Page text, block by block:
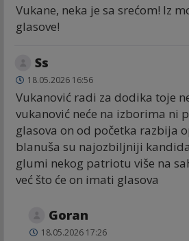
Vukane, neka je sa srećom! Iz
glasove!
Ss
18.05.2026 16:56
Vukanović radi za dodika toje
vukanović neće na izborima ni
glasova on od početka razbija
blanuša su najozbiljniji
glumi nekog patriotu više na
već što će on imati glasova
Goran
18.05.2026 17:26